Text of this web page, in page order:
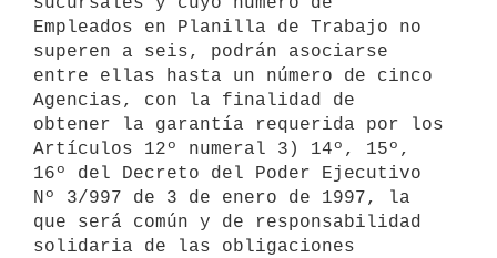
Empleados en Planilla de Trabajo no
superen a seis, podrán asociarse
entre ellas hasta un número de cinco
Agencias, con la finalidad de
obtener la garantía requerida por los
Artículos 12º numeral 3) 14º, 15º,
16º del Decreto del Poder Ejecutivo
Nº 3/997 de 3 de enero de 1997, la
que será común y de responsabilidad
solidaria de las obligaciones